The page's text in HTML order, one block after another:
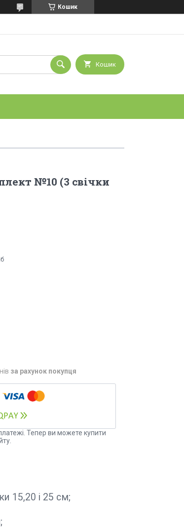
Кошик
Кошик
№10 (3 свічки
за рахунок покупця
Тепер ви можете купити
15,20 і 25 см;